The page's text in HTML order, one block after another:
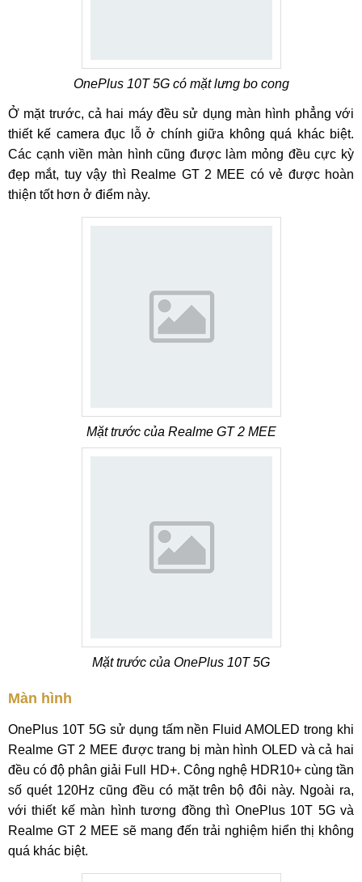
OnePlus 10T 5G có mặt lưng bo cong
Ở mặt trước, cả hai máy đều sử dụng màn hình phẳng với
thiết kế camera đục lỗ ở chính giữa không quá khác biệt.
Các cạnh viền màn hình cũng được làm mỏng đều cực kỳ
đẹp mắt, tuy vậy thì Realme GT 2 MEE có vẻ được hoàn
thiện tốt hơn ở điểm này.
Mặt trước của Realme GT 2 MEE
Mặt trước của OnePlus 10T 5G
Màn hình
OnePlus 10T 5G sử dụng tấm nền Fluid AMOLED trong khi
Realme GT 2 MEE được trang bị màn hình OLED và cả hai
đều có độ phân giải Full HD+. Công nghệ HDR10+ cùng tần
số quét 120Hz cũng đều có mặt trên bộ đôi này. Ngoài ra,
với thiết kế màn hình tương đồng thì OnePlus 10T 5G và
Realme GT 2 MEE sẽ mang đến trải nghiệm hiển thị không
quá khác biệt.